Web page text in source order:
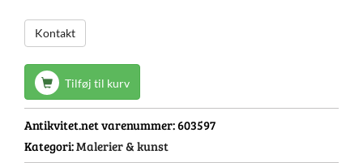
Kontakt
Tilføj til kurv
Antikvitet.net varenummer:603597
Kategori:Malerier & kunst